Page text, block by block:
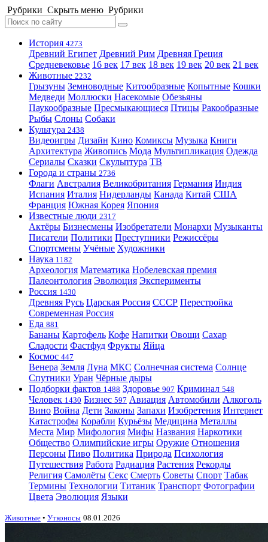
Рубрики Скрыть меню Рубрики
История 4273
Древний Египет Древний Рим Древняя Греция
Средневековье 16 век 17 век 18 век 19 век 20 век 21 век
Животные 2232
Грызуны Земноводные Китообразные Копытные Кошки
Медведи Моллюски Насекомые Обезьяны
Паукообразные Пресмыкающиеся Птицы Ракообразные
Рыбы Слоны Собаки
Культура 2438
Видеоигры Дизайн Кино Комиксы Музыка Книги
Архитектура Живопись Мода Мультипликация Одежда
Сериалы Сказки Скульптура ТВ
Города и страны 2736
Флаги Австралия Великобритания Германия Индия
Испания Италия Нидерланды Канада Китай США
Франция Южная Корея Япония
Известные люди 2317
Актёры Бизнесмены Изобретатели Монархи Музыканты
Писатели Политики Преступники Режиссёры
Спортсмены Учёные Художники
Наука 1182
Археология Математика Нобелевская премия
Палеонтология Эволюция Эксперименты
Россия 1430
Древняя Русь Царская Россия СССР Перестройка
Современная Россия
Еда 881
Бананы Картофель Кофе Напитки Овощи Сахар
Сладости Фастфуд Фрукты Яйца
Космос 447
Венера Земля Луна МКС Солнечная система Солнце
Спутники Уран Чёрные дыры
Подборки фактов 1488 Здоровье 907 Криминал 548
Человек 1430 Бизнес 597 Авиация Автомобили Алкоголь
Вино Война Дети Законы Запахи Изобретения Интернет
Катастрофы Корабли Курьёзы Медицина Металлы
Места Мир Мифология Мифы Названия Наркотики
Общество Олимпийские игры Оружие Отношения
Персоны Пиво Политика Природа Психология
Путешествия Работа Радиация Растения Рекорды
Религия Самолёты Секс Смерть Советы Спорт Табак
Термины Технологии Титаник Транспорт Фотографии
Цвета Эволюция Языки
Животные • Утконосы 08.01.2026